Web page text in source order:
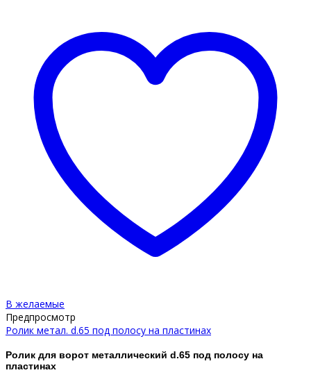
В желаемые
Предпросмотр
Ролик метал. d.65 под полосу на пластинах
Ролик для ворот металлический d.65 под полосу на
пластинах